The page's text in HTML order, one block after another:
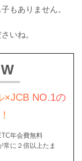
もありません。
いね。
×JCB NO.1の
年会費無料
常に２倍以上たま